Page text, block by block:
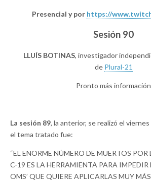
Presencial y por https://
Sesión 90
LLUÍS BOTINAS, investigador
de Plural-21
Pronto más información
La sesión 89, la anterior, se realizó el
el tema tratado fue:
“EL ENORME NÚMERO DE MUERTOS
C-19 ES LA HERRAMIENTA PARA IMPEDIR
OMS’ QUE QUIERE APLICARLAS MUY